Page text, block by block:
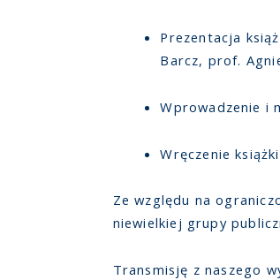
Prezentacja
Barcz, prof.
Wprowadzenie i
Wręczenie
Ze względu na
niewielkiej grupy
Transmisję z naszego